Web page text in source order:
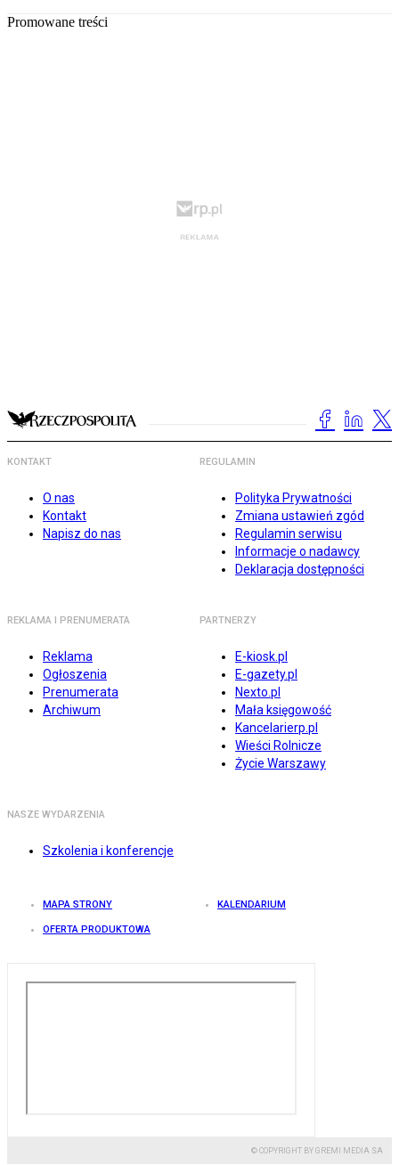
Promowane treści
KONTAKT
O nas
Kontakt
Napisz do nas
REGULAMIN
Polityka Prywatności
Zmiana ustawień zgód
Regulamin serwisu
Informacje o nadawcy
Deklaracja dostępności
REKLAMA I PRENUMERATA
Reklama
Ogłoszenia
Prenumerata
Archiwum
PARTNERZY
E-kiosk.pl
E-gazety.pl
Nexto.pl
Mała księgowość
Kancelarierp.pl
Wieści Rolnicze
Życie Warszawy
NASZE WYDARZENIA
Szkolenia i konferencje
MAPA STRONY KALENDARIUM
OFERTA PRODUKTOWA
© COPYRIGHT BY GREMI MEDIA SA